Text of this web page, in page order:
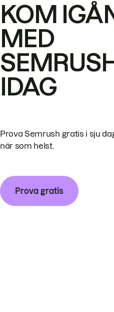
KOM
MED
IDAG
Prova Semrush gratis i sju
när som helst.
Prova gratis